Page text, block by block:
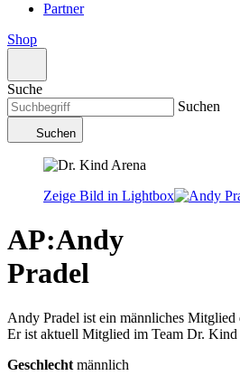
Partner
Shop
Suche
Suchen
Suchen
Zeige Bild in Lightbox
AP:Andy
Pradel
Andy Pradel ist ein männliches
Er ist aktuell Mitglied im Team Dr. Kind
Geschlecht männlich